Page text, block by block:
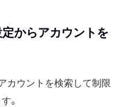
定からアカウントを
カウントを検索して制限
。